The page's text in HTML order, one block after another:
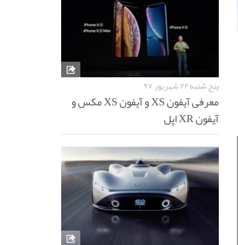
پنج شنبه ۲۲ شهریور ۹۷
معرفی آیفون XS و آیفون XS مکس و
آیفون XR اپل